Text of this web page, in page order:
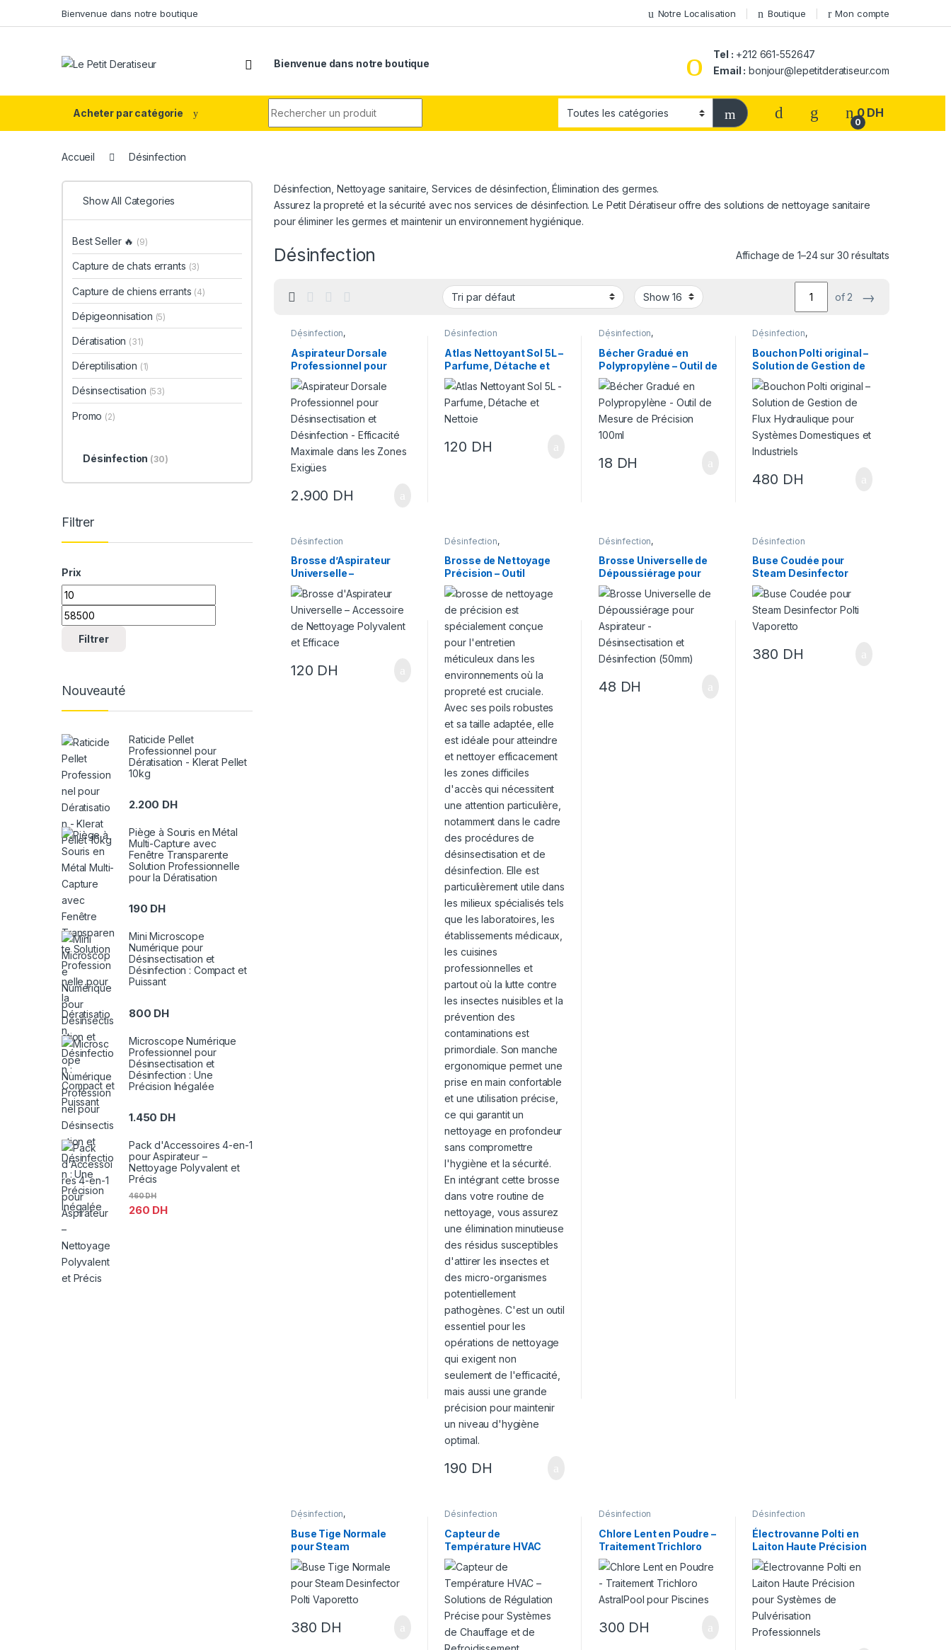
Bienvenue dans notre boutique Notre Localisation Boutique Mon compte
Bienvenue dans notre boutique
Tel : +212 661-552647
Email : bonjour@lepetitderatiseur.com
Acheter par catégorie
0
0 DH
Accueil Désinfection
Désinfection, Nettoyage sanitaire, Services de désinfection, Élimination des germes.
Assurez la propreté et la sécurité avec nos services de désinfection. Le Petit Dératiseur offre des solutions de nettoyage sanitaire
pour éliminer les germes et maintenir un environnement hygiénique.
Désinfection Affichage de 1–24 sur 30 résultats
of 2 →
Désinfection,
Désinsectisation
Aspirateur Dorsale
Professionnel pour
Désinsectisation et
Désinfection –
Efficacité Maximale
dans les Zones Exigües
2.900 DH
Désinfection
Atlas Nettoyant Sol 5L –
Parfume, Détache et
Nettoie
120 DH
Désinfection,
Désinsectisation
Bécher Gradué en
Polypropylène – Outil de
Mesure de Précision
100ml
18 DH
Désinfection,
Désinsectisation
Bouchon Polti original –
Solution de Gestion de
Flux Hydraulique pour
Systèmes
Domestiques et
Industriels
480 DH
Désinfection
Brosse d’Aspirateur
Universelle –
Accessoire de
Nettoyage Polyvalent
et Efficace
120 DH
Désinfection,
Brosse de Nettoyage
Précision – Outil
Essentiel pour
Entretien et Hygiène
dans les
Environnements
Spécialisés
190 DH
Désinfection,
Brosse Universelle de
Dépoussiérage pour
Aspirateur –
Désinsectisation et
Désinfection (50mm)
48 DH
Désinfection
Buse Coudée pour
Steam Desinfector
Polti Vaporetto
380 DH
Désinfection,
Désinsectisation
Buse Tige Normale
pour Steam
Desinfector Polti
Vaporetto
380 DH
Désinfection
Capteur de
Température HVAC
POLTI – Solutions de
Régulation Précise
pour Systèmes de
Chauffage et de
Refroidissement
Désinfection
Chlore Lent en Poudre –
Traitement Trichloro
AstralPool pour
Piscines
300 DH
Désinfection
Électrovanne Polti en
Laiton Haute Précision
pour Systèmes de
Pulvérisation
Professionnels
Show All Categories
Best Seller 🔥 (9)
Capture de chats errants (3)
Capture de chiens errants (4)
Dépigeonnisation (5)
Dératisation (31)
Déreptilisation (1)
Désinsectisation (53)
Promo (2)
Désinfection (30)
Filtrer
Prix
Prix min
Prix max
Filtrer
Nouveauté
Raticide Pellet
Professionnel pour
Dératisation - Klerat Pellet
10kg
2.200 DH
Piège à Souris en Métal
Multi-Capture avec
Fenêtre Transparente
Solution Professionnelle
pour la Dératisation
190 DH
Mini Microscope
Numérique pour
Désinsectisation et
Désinfection : Compact et
Puissant
800 DH
Microscope Numérique
Professionnel pour
Désinsectisation et
Désinfection : Une
Précision Inégalée
1.450 DH
Pack d'Accessoires 4-en-1
pour Aspirateur –
Nettoyage Polyvalent et
Précis
260 DH
460DH